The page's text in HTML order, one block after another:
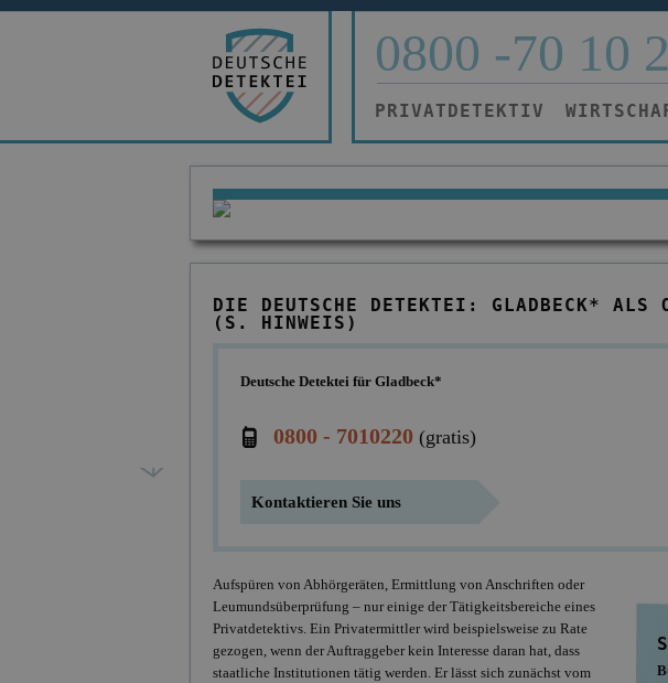
0800 -70 10
PRIVATDETEKTIV
DIE DEUTSCHE DETEKTEI: GLADBECK* ALS
(S. HINWEIS)
Deutsche Detektei für Gladbeck*
0800 - 7010220 (gratis)
Kontaktieren Sie uns
Aufspüren von Abhörgeräten, Ermittlung von Anschriften oder
Leumundsüberprüfung – nur einige der Tätigkeitsbereiche eines
Privatdetektivs. Ein Privatermittler wird beispielsweise zu Rate
gezogen, wenn der Auftraggeber kein Interesse daran hat, dass
staatliche Institutionen tätig werden. Er lässt sich zunächst vom